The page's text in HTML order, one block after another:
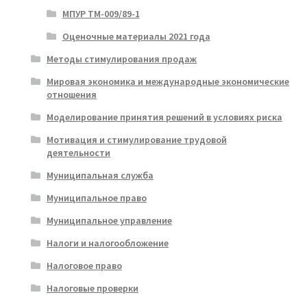
МПУР ТМ-009/89-1
Оценочные материалы 2021 года
Методы стимулирования продаж
Мировая экономика и международные экономические
отношения
Моделирование принятия решений в условиях риска
Мотивация и стимулирование трудовой
деятельности
Муниципальная служба
Муниципальное право
Муниципальное управление
Налоги и налогообложение
Налоговое право
Налоговые проверки